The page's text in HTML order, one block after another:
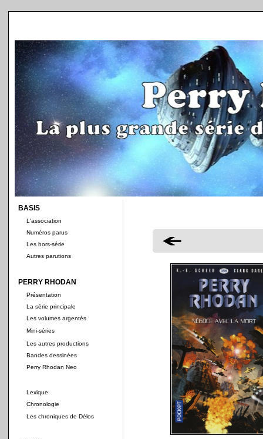
BASIS
L'association
Numéros parus
Les hors-série
Autres parutions
PERRY RHODAN
Présentation
La série principale
Les volumes argentés
Mini-séries
Les autres productions
Bandes dessinées
Perry Rhodan Neo
Lexique
Chronologie
Les chroniques de Délos